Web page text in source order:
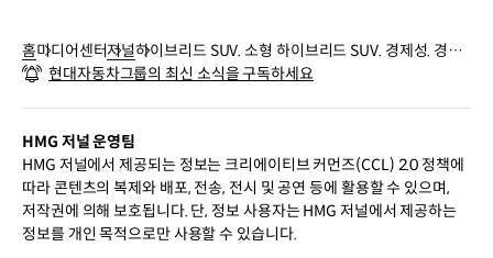
홈미디어센터저널하이브리드 SUV. 소형 하이브리드 SUV. 경제성. 경제
적인 하이브리드.
현대자동차그룹의 최신 소식을 구독하세요
HMG 저널 운영팀
HMG 저널에서 제공되는 정보는 크리에이티브 커먼즈(CCL) 2.0 정책에
따라 콘텐츠의 복제와 배포, 전송, 전시 및 공연 등에 활용할 수 있으며,
저작권에 의해 보호됩니다. 단, 정보 사용자는 HMG 저널에서 제공하는
정보를 개인 목적으로만 사용할 수 있습니다.